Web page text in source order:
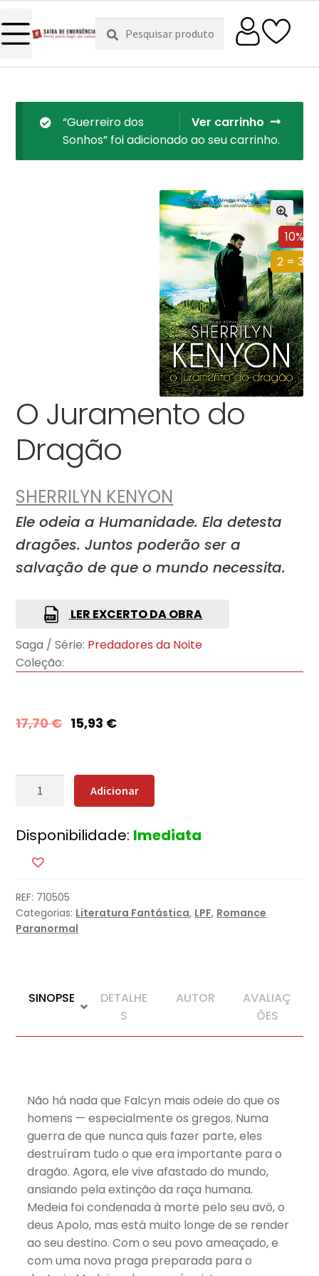
Pesquisar
por:
Pesquisa
Ver carrinho
“Guerreiro dos
Sonhos” foi adicionado ao seu carrinho.
10%
2 = 3
O Juramento do
Dragão
SHERRILYN KENYON
Ele odeia a Humanidade. Ela detesta
dragões. Juntos poderão ser a
salvação de que o mundo necessita.
LER EXCERTO DA OBRA
Saga / Série: Predadores da Noite
Coleção:
17,70€ 15,93 €
Quantidade
Juramento
Dragão
Adicionar
Disponibilidade: Imediata
REF: 710505
Categorias: Literatura Fantástica, LPF, Romance
Paranormal
SINOPSE
DETALHE
S
AUTOR
AVALIAÇ
ÕES
Não há nada que Falcyn mais odeie do que os
homens — especialmente os gregos. Numa
guerra de que nunca quis fazer parte, eles
destruíram tudo o que era importante para o
dragão. Agora, ele vive afastado do mundo,
ansiando pela extinção da raça humana.
Medeia foi condenada à morte pelo seu avô, o
deus Apolo, mas está muito longe de se render
ao seu destino. Com o seu povo ameaçado, e
com uma nova praga preparada para o